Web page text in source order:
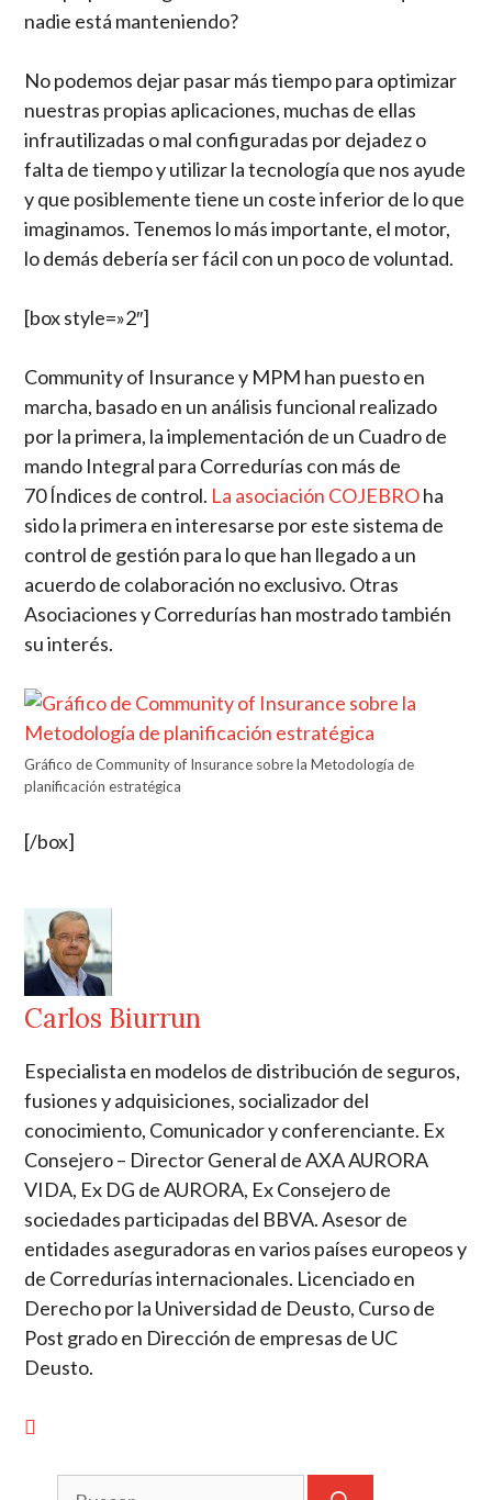
nadie está manteniendo?
No podemos dejar pasar más tiempo para optimizar
nuestras propias aplicaciones, muchas de ellas
infrautilizadas o mal configuradas por dejadez o
falta de tiempo y utilizar la tecnología que nos ayude
y que posiblemente tiene un coste inferior de lo que
imaginamos. Tenemos lo más importante, el motor,
lo demás debería ser fácil con un poco de voluntad.
[box style=»2″]
Community of Insurance y MPM han puesto en
marcha, basado en un análisis funcional realizado
por la primera, la implementación de un Cuadro de
mando Integral para Corredurías con más de
70 Índices de control. La asociación COJEBROha
sido la primera en interesarse por este sistema de
control de gestión para lo que han llegado a un
acuerdo de colaboración no exclusivo. Otras
Asociaciones y Corredurías han mostrado también
su interés.
Gráfico de Community of Insurance sobre la Metodología de
planificación estratégica
[/box]
Carlos Biurrun
Especialista en modelos de distribución de seguros,
fusiones y adquisiciones, socializador del
conocimiento, Comunicador y conferenciante. Ex
Consejero – Director General de AXA AURORA
VIDA, Ex DG de AURORA, Ex Consejero de
sociedades participadas del BBVA. Asesor de
entidades aseguradoras en varios países europeos y
de Corredurías internacionales. Licenciado en
Derecho por la Universidad de Deusto, Curso de
Post grado en Dirección de empresas de UC
Deusto.